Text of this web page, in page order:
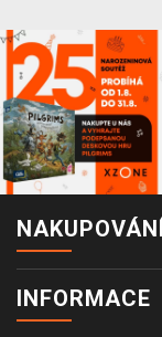
NAKUPOVÁNÍ
INFORMACE